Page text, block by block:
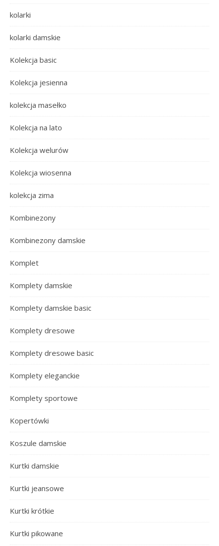
kolarki
kolarki damskie
Kolekcja basic
Kolekcja jesienna
kolekcja masełko
Kolekcja na lato
Kolekcja welurów
Kolekcja wiosenna
kolekcja zima
Kombinezony
Kombinezony damskie
Komplet
Komplety damskie
Komplety damskie basic
Komplety dresowe
Komplety dresowe basic
Komplety eleganckie
Komplety sportowe
Kopertówki
Koszule damskie
Kurtki damskie
Kurtki jeansowe
Kurtki krótkie
Kurtki pikowane